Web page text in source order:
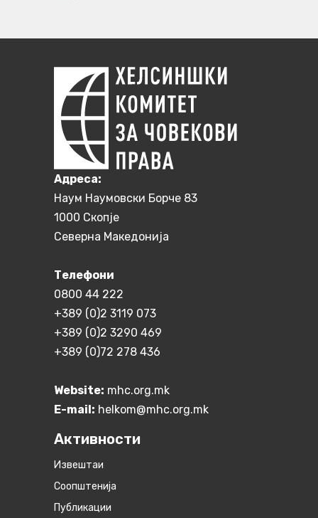
Aдреса:
Наум Наумовски Борче 83
1000 Скопје
Северна Македонија
Телефони
0800 44 222
+389 (0)2 3119 073
+389 (0)2 3290 469
+389 (0)72 278 436
Website: mhc.org.mk
E-mail: helkom@mhc.org.mk
Активности
Извештаи
Соопштенија
Публикации